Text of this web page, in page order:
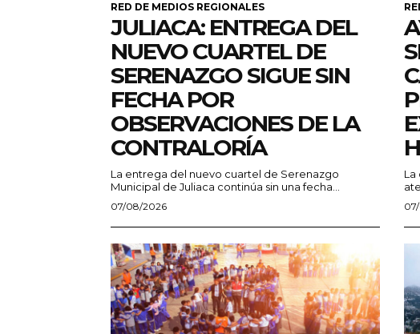
RED DE MEDIOS REGIONALES
JULIACA: ENTREGA DEL
NUEVO CUARTEL DE
SERENAZGO SIGUE SIN
FECHA POR
OBSERVACIONES DE LA
CONTRALORÍA
La entrega del nuevo cuartel de Serenazgo
Municipal de Juliaca continúa sin una fecha...
07/08/2026
La